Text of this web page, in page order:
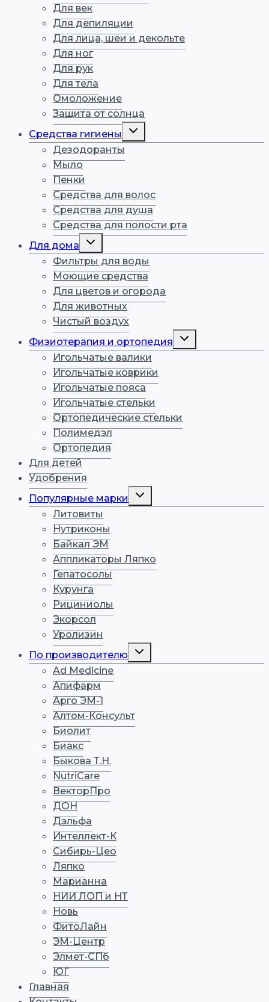
Для век
Для депиляции
Для лица, шеи и декольте
Для ног
Для рук
Для тела
Омоложение
Защита от солнца
Средства гигиены
Переключить
дочернее
меню
Дезодоранты
Мыло
Пенки
Средства для волос
Средства для душа
Средства для полости рта
Для дома
Переключить
дочернее
меню
Фильтры для воды
Моющие средства
Для цветов и огорода
Для животных
Чистый воздух
Физиотерапия и ортопедия
Переключить
дочернее
меню
Игольчатые валики
Игольчатые коврики
Игольчатые пояса
Игольчатые стельки
Ортопедические стельки
Полимедэл
Ортопедия
Для детей
Удобрения
Популярные марки
Переключить
дочернее
меню
Литовиты
Нутриконы
Байкал ЭМ
Аппликаторы Ляпко
Гепатосолы
Курунга
Рициниолы
Экорсол
Уролизин
По производителю
Переключить
дочернее
меню
Ad Medicine
Апифарм
Арго ЭМ-1
Алтом-Консульт
Биолит
Биакс
Быкова Т.Н.
NutriCare
ВекторПро
ДОН
Дэльфа
Интеллект-К
Сибирь-Цео
Ляпко
Марианна
НИИ ЛОП и НТ
Новь
ФитоЛайн
ЭМ-Центр
Элмет-СПб
ЮГ
Главная